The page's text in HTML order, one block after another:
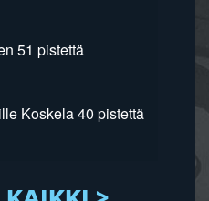
51 pistettä
Koskela 40 pistettä